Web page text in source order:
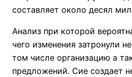
составляет около десял
Анализ при которой
чего изменения затронули
том числе организацию а
предложений. Сие создает